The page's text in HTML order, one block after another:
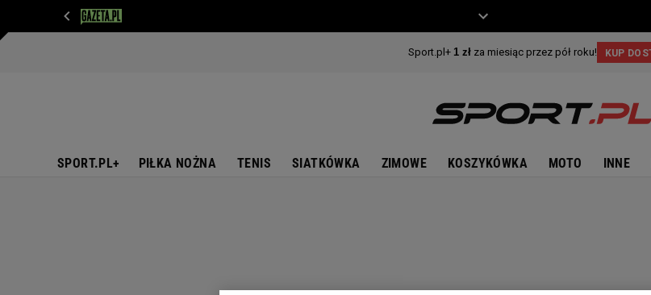
SPORT.PL+ PIŁKA NOŻNA TENIS SIATKÓWKA ZIMOWE KOSZYKÓWKA MOTO INNE